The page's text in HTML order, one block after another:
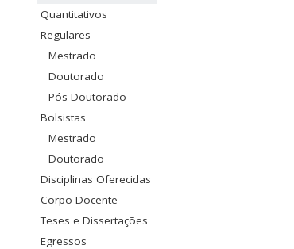
Quantitativos
Regulares
Mestrado
Doutorado
Pós-Doutorado
Bolsistas
Mestrado
Doutorado
Disciplinas Oferecidas
Corpo Docente
Teses e Dissertações
Egressos